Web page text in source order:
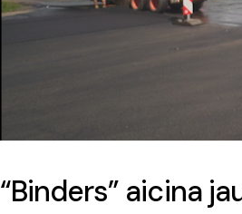
“Binders” aicina